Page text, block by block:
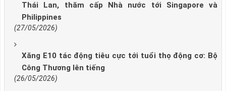
Thái Lan, thăm cấp Nhà nước tới Singapore và
Philippines
(27/05/2026)
Xăng E10 tác động tiêu cực tới tuổi thọ động cơ: Bộ
Công Thương lên tiếng
(26/05/2026)